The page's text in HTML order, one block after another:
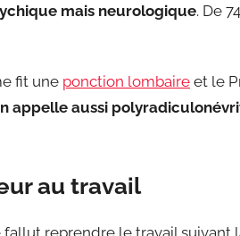
mais neurologique. De
fit une ponction lombaire et le
appelle aussi
au travail
reprendre le travail